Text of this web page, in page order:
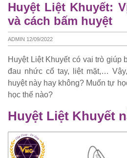
Huyệt Liệt Khuyết:
và cách bấm huyệt
ADMIN 12/09/2022
Huyệt Liệt Khuyết có vai trò giúp
đau nhức cổ tay, liệt mặt,…
huyệt này hay không? Muốn tự
học thế nào?
Huyệt Liệt Khuyết